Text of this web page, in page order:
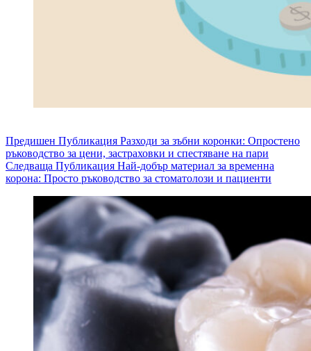
Предишен Публикация Разходи за зъбни коронки: Опростено
ръководство за цени, застраховки и спестяване на пари
Следваща Публикация Най-добър материал за временна
корона: Просто ръководство за стоматолози и пациенти